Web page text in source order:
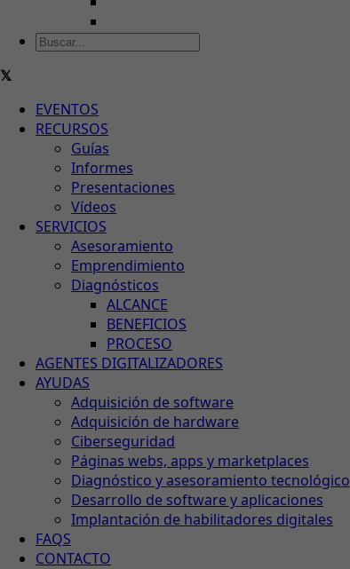
EVENTOS
RECURSOS
Guías
Informes
Presentaciones
Vídeos
SERVICIOS
Asesoramiento
Emprendimiento
Diagnósticos
ALCANCE
BENEFICIOS
PROCESO
AGENTES DIGITALIZADORES
AYUDAS
Adquisición de software
Adquisición de hardware
Ciberseguridad
Páginas webs, apps y marketplaces
Diagnóstico y asesoramiento tecnológico
Desarrollo de software y aplicaciones
Implantación de habilitadores digitales
FAQS
CONTACTO